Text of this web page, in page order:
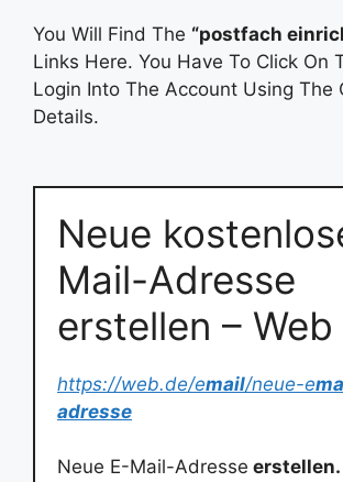
You Will Find The “postfach
Links Here. You Have To Click On
Login Into The Account Using The
Details.
Neue
Mail-Adresse
erstellen – Web
https://web.de/email/neue-e
adresse
Neue E-Mail-Adresse erstellen.